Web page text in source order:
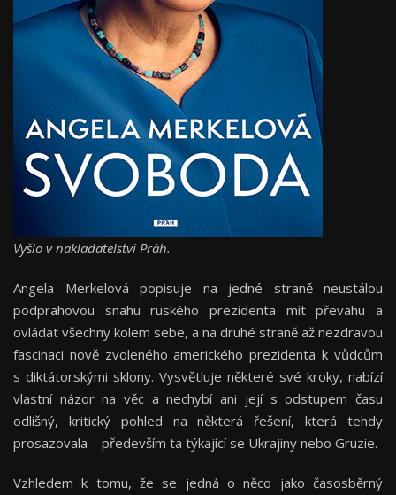
Vyšlo v nakladatelství Práh.
Angela Merkelová popisuje na jedné straně neustálou
podprahovou snahu ruského prezidenta mít převahu a
ovládat všechny kolem sebe, a na druhé straně až nezdravou
fascinaci nově zvoleného amerického prezidenta k vůdcům
s diktátorskými sklony. Vysvětluje některé své kroky, nabízí
vlastní názor na věc a nechybí ani její s odstupem času
odlišný, kritický pohled na některá řešení, která tehdy
prosazovala – především ta týkající se Ukrajiny nebo Gruzie.
Vzhledem k tomu, že se jedná o něco jako časosběrný